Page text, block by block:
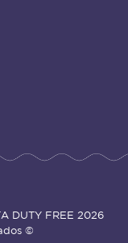
DUTY FREE 2026
©